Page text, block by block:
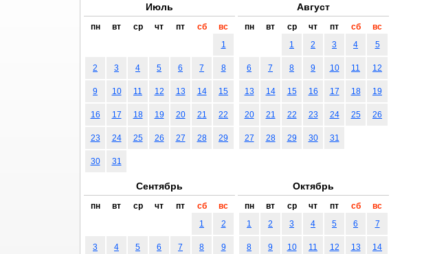
Июль
пн вт ср чт пт сб
вс
1
2 3 4 5 6 7 8
9 10 11 12 13 14 15
16 17 18 19 20 21 22
23 24 25 26 27 28 29
30 31
Август
пн вт ср чт пт сб
вс
1
2 3 4 5
6 7 8 9 10 11 12
13 14 15 16 17 18 19
20 21 22 23 24 25 26
27 28 29 30 31
Сентябрь
пн вт ср чт пт сб
вс
1
2
3 4 5 6 7 8 9
Октябрь
пн вт ср чт пт сб
вс
1
2 3 4 5 6 7
8 9 10 11 12 13 14